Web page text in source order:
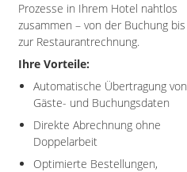
Prozesse in Ihrem Hotel nahtlos
zusammen – von der Buchung bis
zur Restaurantrechnung.
Ihre Vorteile:
Automatische Übertragung von
Gäste- und Buchungsdaten
Direkte Abrechnung ohne
Doppelarbeit
Optimierte Bestellungen,